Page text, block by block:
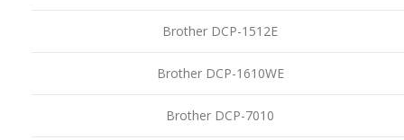
Brother DCP-1512E
Brother DCP-1610WE
Brother DCP-7010